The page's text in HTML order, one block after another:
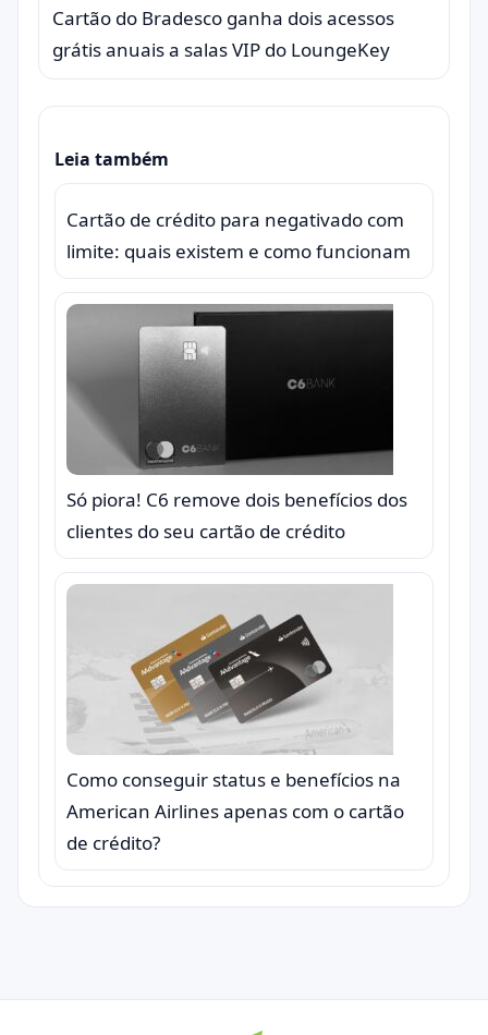
Cartão do Bradesco ganha dois acessos
grátis anuais a salas VIP do LoungeKey
Leia também
Cartão de crédito para negativado com
limite: quais existem e como funcionam
Só piora! C6 remove dois benefícios dos
clientes do seu cartão de crédito
Como conseguir status e benefícios na
American Airlines apenas com o cartão
de crédito?